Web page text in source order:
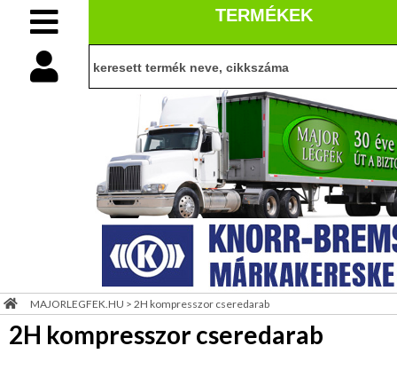
BELÉPÉS
Kezdő
Viszonteladóknak
Céginfo
TERMÉKEK
JAVíTÓKÉSZLET
belépés
regisztráció
információ
MAJORLEGFEK.HU > 2H kompresszor cseredarab
2H kompresszor cseredarab